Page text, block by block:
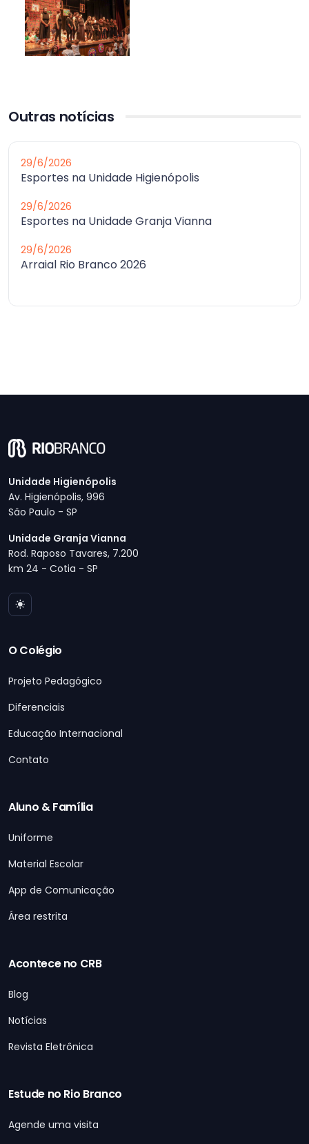
Outras notícias
29/6/2026
Esportes na Unidade Higienópolis
29/6/2026
Esportes na Unidade Granja Vianna
29/6/2026
Arraial Rio Branco 2026
Unidade Higienópolis
Av. Higienópolis, 996
São Paulo - SP
Unidade Granja Vianna
Rod. Raposo Tavares, 7.200
km 24 - Cotia - SP
O Colégio
Projeto Pedagógico
Diferenciais
Educação Internacional
Contato
Aluno & Família
Uniforme
Material Escolar
App de Comunicação
Área restrita
Acontece no CRB
Blog
Notícias
Revista Eletrônica
Estude no Rio Branco
Agende uma visita